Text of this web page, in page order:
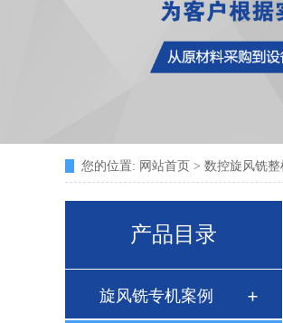
您的位置: 网站首页 > 数控旋风铣整
产品目录
旋风铣专机案例